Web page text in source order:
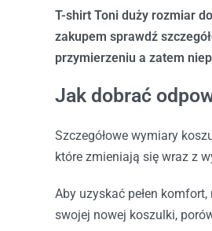
T-shirt Toni duży rozmiar
zakupem sprawdź
przymierzeniu a zatem
Jak dobrać
Szczegółowe wymiary
które zmieniają się wraz z
Aby uzyskać pełen
swojej nowej koszulki,